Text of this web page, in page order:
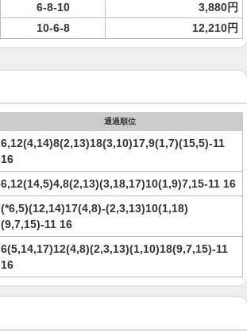
6-8-10
3,880円
10-6-8 12,210円
通過順位
6,12(4,14)8(2,13)18(3,10)17,9(1,7)(15,5)-11
16
6,12(14,5)4,8(2,13)(3,18,17)10(1,9)7,15-11 16
(*6,5)(12,14)17(4,8)-(2,3,13)10(1,18)
(9,7,15)-11 16
6(5,14,17)12(4,8)(2,3,13)(1,10)18(9,7,15)-11
16